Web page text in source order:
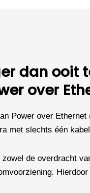
dan ooit
over
Power over
met slechts één
de overdracht